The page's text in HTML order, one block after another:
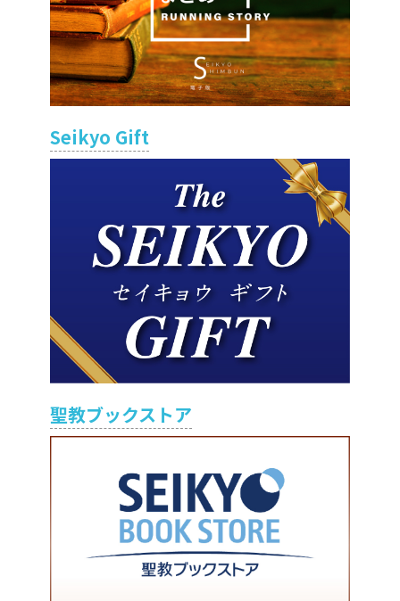
Seikyo Gift
聖教ブックストア